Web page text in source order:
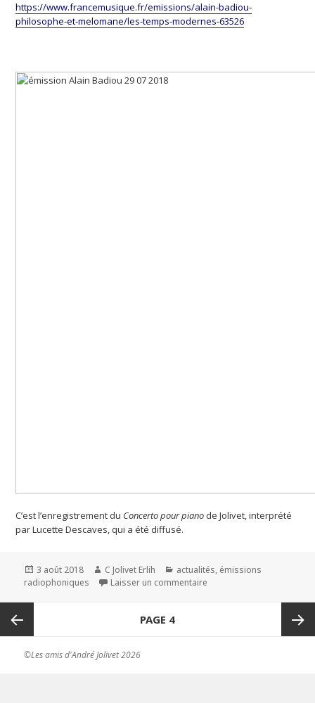
https://www.francemusique.fr/emissions/alain-badiou-
philosophe-et-melomane/les-temps-modernes-63526
C’est l’enregistrement du Concerto pour piano de Jolivet, interprété
par Lucette Descaves, qui a été diffusé.
Publié
le
3 août 2018 Auteur
C Jolivet Erlih Catégories
actualités, émissions
radiophoniques
Laisser un commentaire
des
Page
PAGE 4
©Les amis d'André Jolivet 2026